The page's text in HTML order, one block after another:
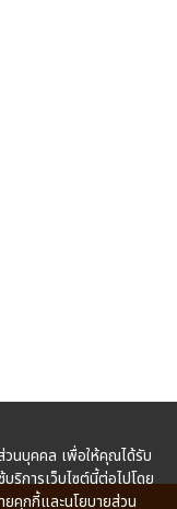
วนบุคคล เพื่อให้คุณได้รับ
ริการเว็บไซต์นี้ต่อไปโดย
คุกกี้และนโยบายส่วน